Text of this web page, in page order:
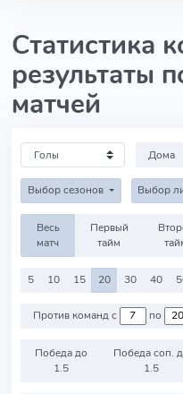
Статистика
результаты
матчей
Дома
Выбор сезонов Выбор
Весь
матч
Первый
тайм
5 10 15 20 30 40
Против команд с по
Победа до
1.5
Победа соп.
1.5